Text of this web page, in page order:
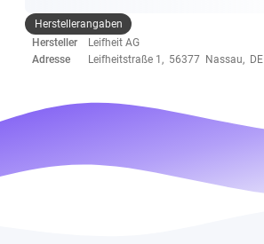
Herstellerangaben
Hersteller
Leifheit AG
Adresse
Leifheitstraße 1, 56377 Nassau, DE